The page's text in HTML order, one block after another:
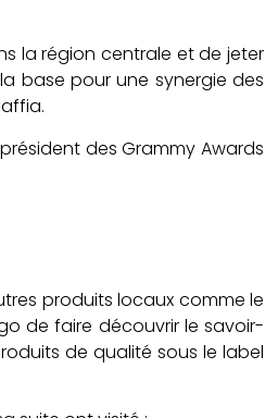
la région centrale et de jeter
base pour une synergie des
des Grammy Awards
produits locaux comme le
de faire découvrir le savoir-
de qualité sous le label